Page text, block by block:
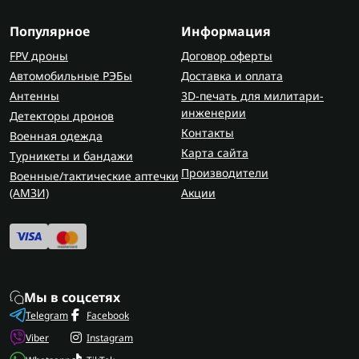
Преимущества использования
пневмоинструментов
Пневмоинструмент ценят за стабильную
мощность и простоту. Он хорошо переносит
нагрузки, не боится пыли и считается
безопасным в работе. Если есть компрессор,
вопрос энергии снимается сам по себе, а при
необходимости автономности выручают
портативные зарядные станции.
пневмоинструмент?
учитывать рабочее давление, совместимость с
компрессором и то, как инструмент лежит в руке.
Для постоянной работы лучше выбирать
Популярное
FPV дроны
Автомобильные РЭБы
Антенны
Детекторы дронов
Военная одежда
Турникеты и бандажи
Военные/тактические аптечки
(AMЗИ)
Информация
Договор оферты
Доставка и оплата
3D-печать для милитари-
инженерии
Контакты
Карта сайта
Производители
Акции
Мы в соцсетях
Telegram
Viber
Facebook
Instagram